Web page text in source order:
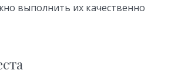
выполнить их качественно